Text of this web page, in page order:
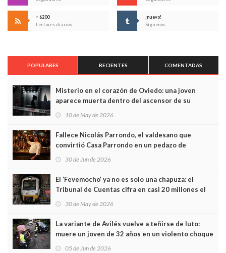
+ 6200
Lectores diarios
¡nuevo!
Síguenos
POPULARES RECIENTES COMENTADAS
Misterio en el corazón de Oviedo: una joven
aparece muerta dentro del ascensor de su
edificio y las cámaras captan sus últimos minutos
10 de May de 2026
Fallece Nicolás Parrondo, el valdesano que
convirtió Casa Parrondo en un pedazo de
Asturias en Madrid
30 de Jun de 2026
El ‘Fevemocho’ ya no es solo una chapuza: el
Tribunal de Cuentas cifra en casi 20 millones el
sobrecoste de los trenes que no cabían por los
30 de May de 2026
La variante de Avilés vuelve a teñirse de luto:
muere un joven de 32 años en un violento choque
frontal
05 de Jun de 2026